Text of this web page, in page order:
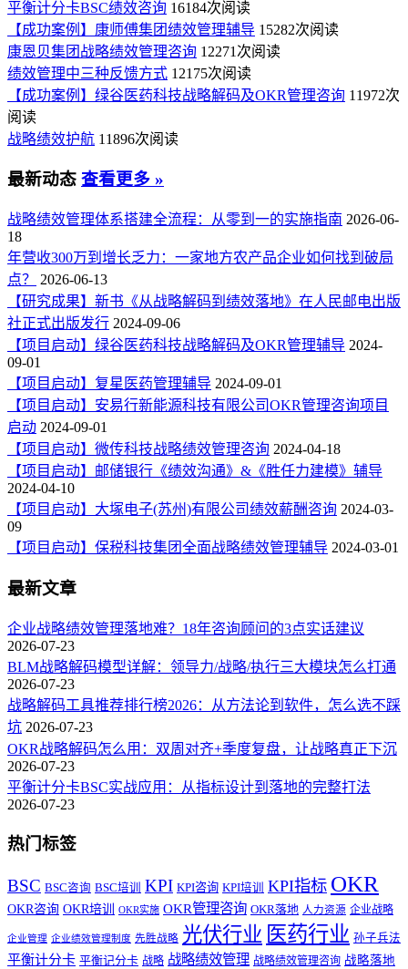
平衡计分卡BSC绩效咨询 16184次阅读
【成功案例】康师傅集团绩效管理辅导 15282次阅读
康恩贝集团战略绩效管理咨询 12271次阅读
绩效管理中三种反馈方式 12175次阅读
【成功案例】绿谷医药科技战略解码及OKR管理咨询 11972次
阅读
战略绩效护航 11896次阅读
最新动态 查看更多 »
战略绩效管理体系搭建全流程：从零到一的实施指南 2026-06-
18
年营收300万到增长乏力：一家地方农产品企业如何找到破局
点？
2026-06-13
【研究成果】新书《从战略解码到绩效落地》在人民邮电出版
社正式出版发行 2024-09-06
【项目启动】绿谷医药科技战略解码及OKR管理辅导 2024-
09-01
【项目启动】复星医药管理辅导 2024-09-01
【项目启动】安易行新能源科技有限公司OKR管理咨询项目
启动 2024-09-01
【项目启动】微传科技战略绩效管理咨询 2024-04-18
【项目启动】邮储银行《绩效沟通》&《胜任力建模》辅导
2024-04-10
【项目启动】大塚电子(苏州)有限公司绩效薪酬咨询 2024-03-
09
【项目启动】保税科技集团全面战略绩效管理辅导 2024-03-01
最新文章
企业战略绩效管理落地难？18年咨询顾问的3点实话建议
2026-07-23
BLM战略解码模型详解：领导力/战略/执行三大模块怎么打通
2026-07-23
战略解码工具推荐排行榜2026：从方法论到软件，怎么选不踩
坑 2026-07-23
OKR战略解码怎么用：双周对齐+季度复盘，让战略真正下沉
2026-07-23
平衡计分卡BSC实战应用：从指标设计到落地的完整打法
2026-07-23
热门标签
BSC BSC咨询 BSC培训 KPI KPI咨询 KPI培训 KPI指标 OKR
OKR咨询 OKR培训 OKR实施 OKR管理咨询 OKR落地 人力资源 企业战略
企业管理 企业绩效管理制度 先胜战略 光伏行业 医药行业 孙子兵法
平衡计分卡 平衡记分卡 战略 战略绩效管理 战略绩效管理咨询 战略落地